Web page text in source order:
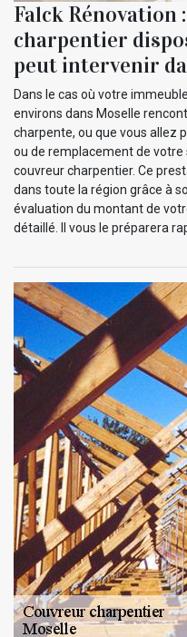
Falck Rénovation
charpentier
peut intervenir
Dans le cas où votre
environs dans Moselle
charpente, ou que vous allez
ou de remplacement de
couvreur charpentier. Ce
dans toute la région grâce à
évaluation du montant de
détaillé. Il vous le préparera